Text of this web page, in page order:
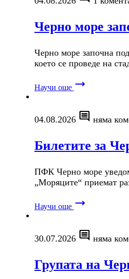
Черно море
Черно море започна
което се проведе на
Научи още trending_flat
04.08.2026 comment няма
Билетите за
ПФК Черно море
„Моряците“ приемат
Научи още trending_flat
30.07.2026 comment няма
Групата на